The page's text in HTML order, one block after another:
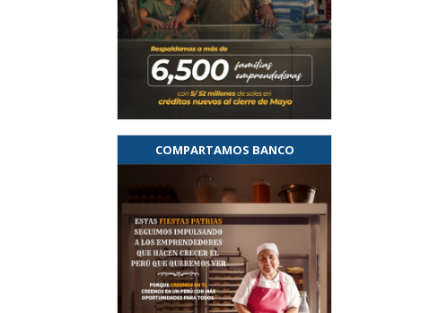
COMPARTAMOS BANCO